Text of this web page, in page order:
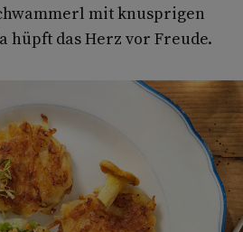
mit knusprigen
hüpft das Herz vor Freude.